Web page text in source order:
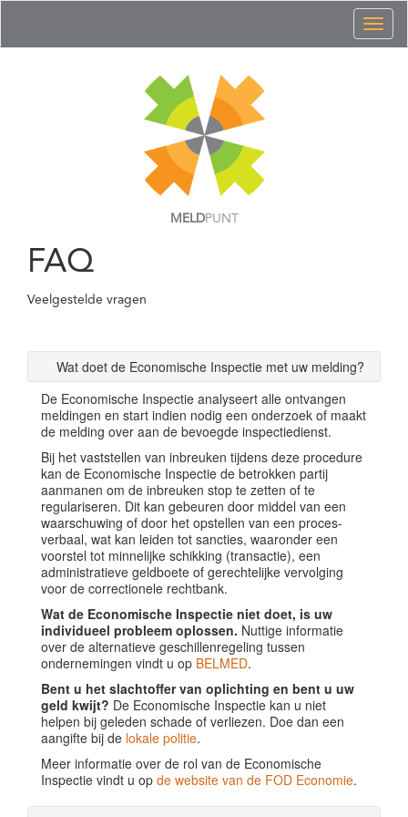
MELDPUNT
FAQ
Veelgestelde vragen
Wat doet de Economische Inspectie met uw melding?
De Economische Inspectie analyseert alle ontvangen
meldingen en start indien nodig een onderzoek of maakt
de melding over aan de bevoegde inspectiedienst.
Bij het vaststellen van inbreuken tijdens deze procedure
kan de Economische Inspectie de betrokken partij
aanmanen om de inbreuken stop te zetten of te
regulariseren. Dit kan gebeuren door middel van een
waarschuwing of door het opstellen van een proces-
verbaal, wat kan leiden tot sancties, waaronder een
voorstel tot minnelijke schikking (transactie), een
administratieve geldboete of gerechtelijke vervolging
voor de correctionele rechtbank.
Wat de Economische Inspectie niet doet, is uw
individueel probleem oplossen. Nuttige informatie
over de alternatieve geschillenregeling tussen
ondernemingen vindt u op BELMED.
Bent u het slachtoffer van oplichting en bent u uw
geld kwijt? De Economische Inspectie kan u niet
helpen bij geleden schade of verliezen. Doe dan een
aangifte bij de lokale politie.
Meer informatie over de rol van de Economische
Inspectie vindt u op de website van de FOD Economie.